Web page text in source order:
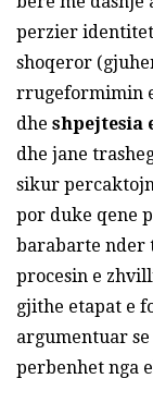
perzier
shoqeror
rrugeformimin
dhe shpejtesia
dhe jane
sikur
por duke qene
barabarte nder
procesin e
gjithe etapat e
argumentuar
perbenhet nga